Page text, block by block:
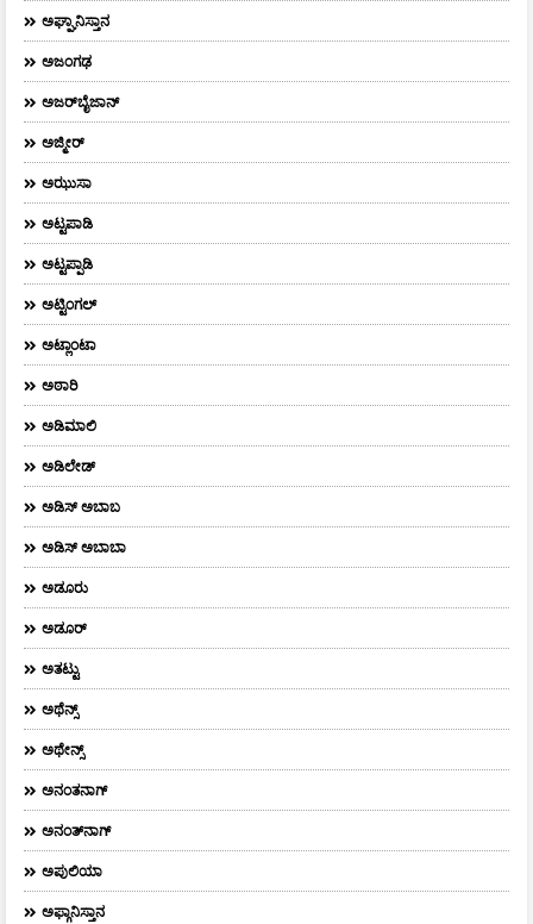
ಅಘ್ಘಾನಿಸ್ತಾನ
ಅಜಂಗಢ
ಅಜರ್‌ಬೈಜಾನ್
ಅಜ್ಮೀರ್
ಅಝುಸಾ
ಅಟ್ಟಪಾಡಿ
ಅಟ್ಟಪ್ಪಾಡಿ
ಅಟ್ಟಿಂಗಲ್
ಅಟ್ಲಾಂಟಾ
ಅಠಾರಿ
ಅಡಿಮಾಲಿ
ಅಡಿಲೇಡ್
ಅಡಿಸ್ ಅಬಾಬ
ಅಡಿಸ್ ಅಬಾಬಾ
ಅಡೂರು
ಅಡೂರ್
ಅತಟ್ಟು
ಅಥೆನ್ಸ್
ಅಥೇನ್ಸ್‌
ಅನಂತನಾಗ್
ಅನಂತ್‌ನಾಗ್‌
ಅಪುಲಿಯಾ
ಅಫ್ಗಾನಿಸ್ತಾನ